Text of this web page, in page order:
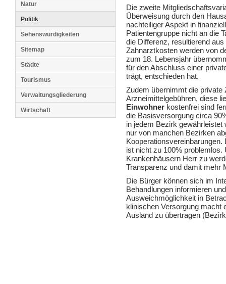
Natur
Politik
Sehenswürdigkeiten
Sitemap
Städte
Tourismus
Verwaltungsgliederung
Wirtschaft
Die zweite
Überweisung durch den
nachteiliger Aspekt in
Patientengruppe nicht an die
die Differenz, resultierend
Zahnarztkosten werden von
zum 18. Lebensjahr
für den Abschluss einer
trägt, entschieden hat.
Zudem übernimmt die private
Arzneimittelgebühren, diese
Einwohner kostenfrei sind
die Basisversorgung circa
in jedem Bezirk
nur von manchen Bezirken
ist nicht zu 100%
Krankenhäusern Herr zu
Transparenz und damit mehr
Die Bürger können sich im
Behandlungen informieren
Ausweichmöglichkeit in
klinischen Versorgung macht
Ausland zu übertragen